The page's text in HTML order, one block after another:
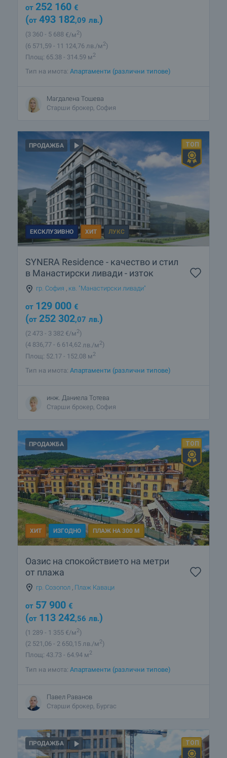
от 252 160 €
(от 493 182,09 лв.)
(3 360 - 5 688 €/м2)
(6 571 ,59 - 11 124 ,76 лв./м2)
Площ: 65.38 - 314.59 м2
Тип на имота: Апартаменти (различни типове)
Магдалена Тошева
Старши брокер, София
ПРОДАЖБА
ЕКСКЛУЗИВНО ХИТ ЛУКС
SYNERA Residence - качество и стил
в Манастирски ливади - изток
гр. София кв. "Манастирски ливади"
от 129 000 €
(от 252 302,07 лв.)
(2 473 - 3 382 €/м2)
(4 836,77 - 6 614,62 лв./м2)
Площ: 52.17 - 152.08 м2
Тип на имота: Апартаменти (различни типове)
инж. Даниела Тотева
Старши брокер, София
ПРОДАЖБА
ХИТ ИЗГОДНО ПЛАЖ НА 300 М
Оазис на спокойствието на метри
от плажа
гр. Созопол Плаж Каваци
от 57 900 €
(от 113 242,56 лв.)
(1 289 - 1 355 €/м2)
(2 521 ,06 - 2 650,15 лв./м2)
Площ: 43.73 - 64.94 м2
Тип на имота: Апартаменти (различни типове)
Павел Раванов
Старши брокер, Бургас
ПРОДАЖБА